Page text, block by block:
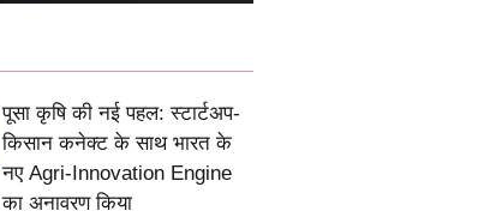
पूसा कृषि की नई पहल: स्टार्टअप-
किसान कनेक्ट के साथ भारत के
नए Agri-Innovation Engine
का अनावरण किया